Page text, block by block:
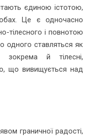
єдиною істотою,
Це є одночасно
і повнотою
одного ставляться як
й тілесні,
що вивищується над
граничної радості,